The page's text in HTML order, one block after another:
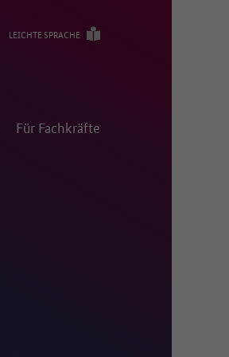
LEICHTE SPRACHE
Für Fachkräfte